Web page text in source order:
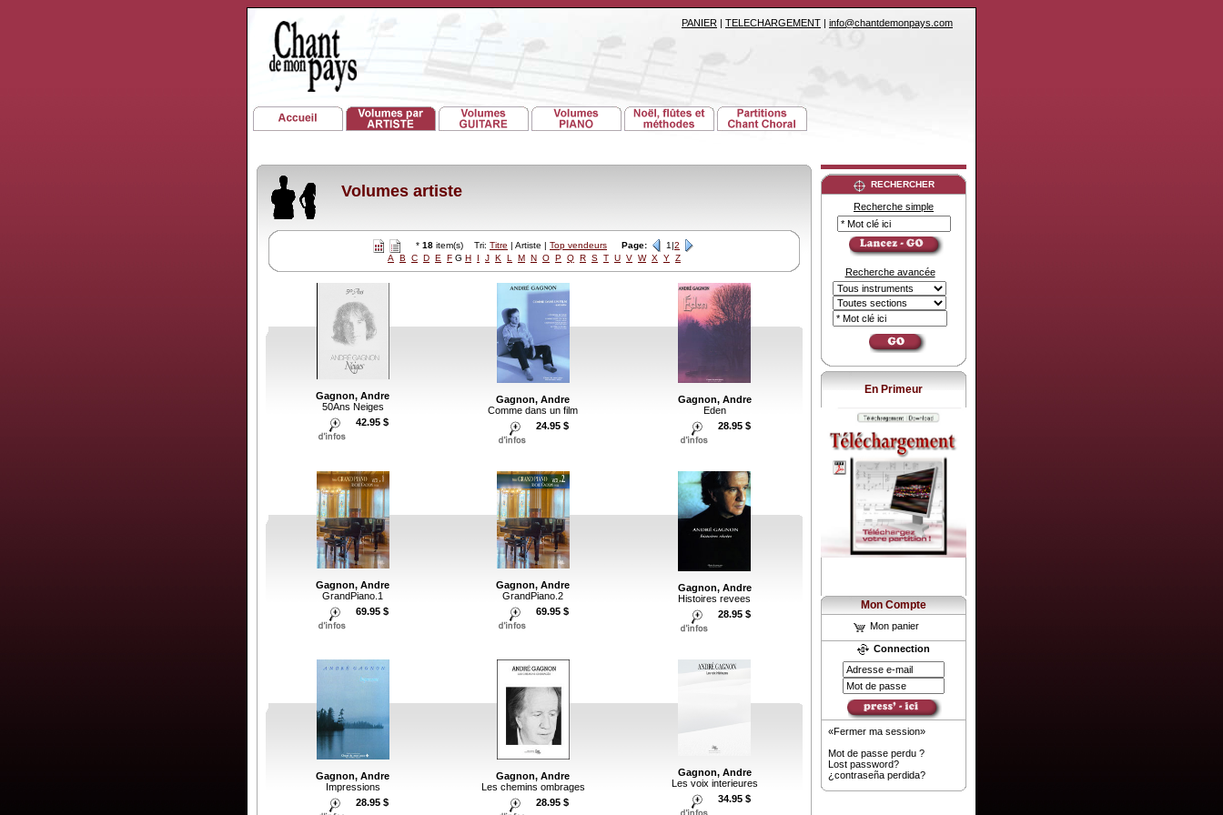
PANIER | TELECHARGEMENT | info@chantdemonpays.com
Volumes artiste
* 18 item(s) Tri: Titre | Artiste | Top vendeurs Page: 1|2
A
B C D E F G H I J K L M N O P Q R S T U V W X Y Z
Gagnon, Andre
50Ans Neiges
42.95 $
Gagnon, Andre
Comme dans un film
24.95 $
Gagnon, Andre
Eden
28.95 $
Gagnon, Andre
GrandPiano.1
69.95 $
Gagnon, Andre
GrandPiano.2
69.95 $
Gagnon, Andre
Histoires revees
28.95 $
Gagnon, Andre
Impressions
28.95 $
Gagnon, Andre
Les chemins ombrages
28.95 $
Gagnon, Andre
Les voix interieures
34.95 $
RECHERCHER
Recherche simple
Recherche avancée
En Primeur
Mon Compte
Mon panier
Connection
«Fermer ma session»
Mot de passe perdu ?
Lost password?
¿contraseña perdida?